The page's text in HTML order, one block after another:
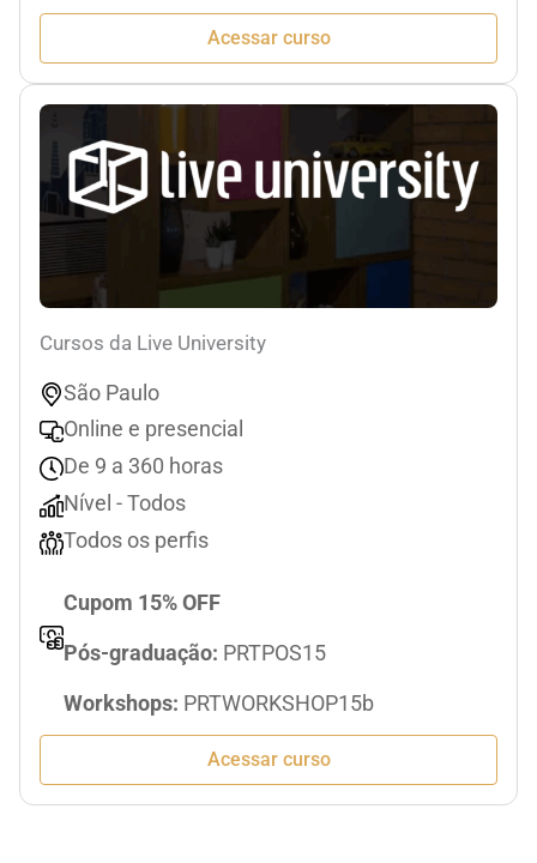
Acessar curso
Cursos da Live University
São Paulo
Online e presencial
De 9 a 360 horas
Nível - Todos
Todos os perfis
Cupom 15% OFF
Pós-graduação: PRTPOS15
Workshops: PRTWORKSHOP15b
Acessar curso